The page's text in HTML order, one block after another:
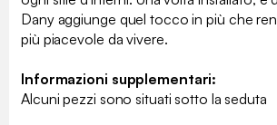
Dany aggiunge quel tocco in più che
più piacevole da vivere.
Informazioni supplementari:
Alcuni pezzi sono situati sotto la seduta